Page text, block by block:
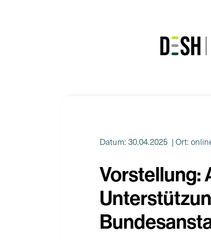
Datum: 30.04.2025 | Ort:
Vorstellung: